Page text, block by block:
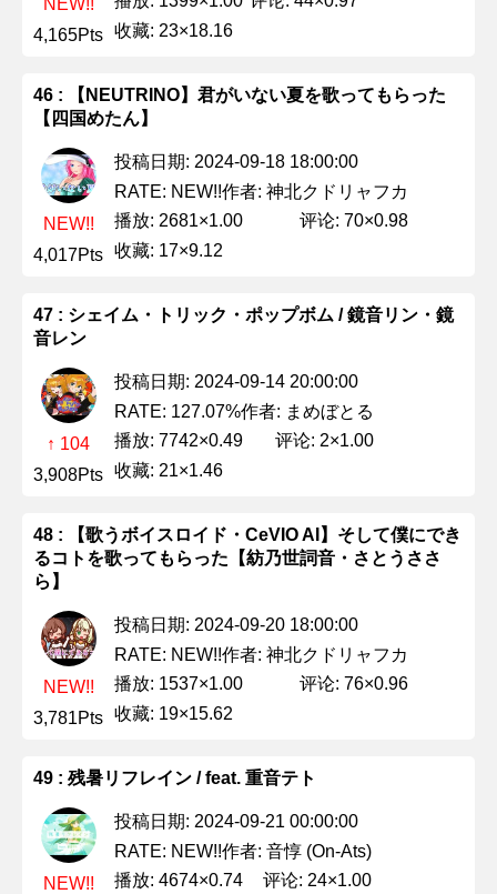
NEW!!
4,165Pts 收藏: 23×18.16
46 : 【NEUTRINO】君がいない夏を歌ってもらった
【四国めたん】
NEW!!
4,017Pts
投稿日期: 2024-09-18 18:00:00
RATE: NEW!!作者: 神北クドリャフカ
播放: 2681×1.00
评论: 70×0.98
收藏: 17×9.12
47 : シェイム・トリック・ポップボム / 鏡音リン・鏡
音レン
↑ 104
3,908Pts
投稿日期: 2024-09-14 20:00:00
RATE: 127.07%作者: まめぼとる
播放: 7742×0.49
评论: 2×1.00
收藏: 21×1.46
48 : 【歌うボイスロイド・CeVIO AI】そして僕にでき
るコトを歌ってもらった【紡乃世詞音・さとうささ
ら】
NEW!!
3,781Pts
投稿日期: 2024-09-20 18:00:00
RATE: NEW!!作者: 神北クドリャフカ
播放: 1537×1.00
评论: 76×0.96
收藏: 19×15.62
49 : 残暑リフレイン / feat. 重音テト
NEW!!
投稿日期: 2024-09-21 00:00:00
RATE: NEW!!作者: 音惇 (On-Ats)
播放: 4674×0.74
评论: 24×1.00